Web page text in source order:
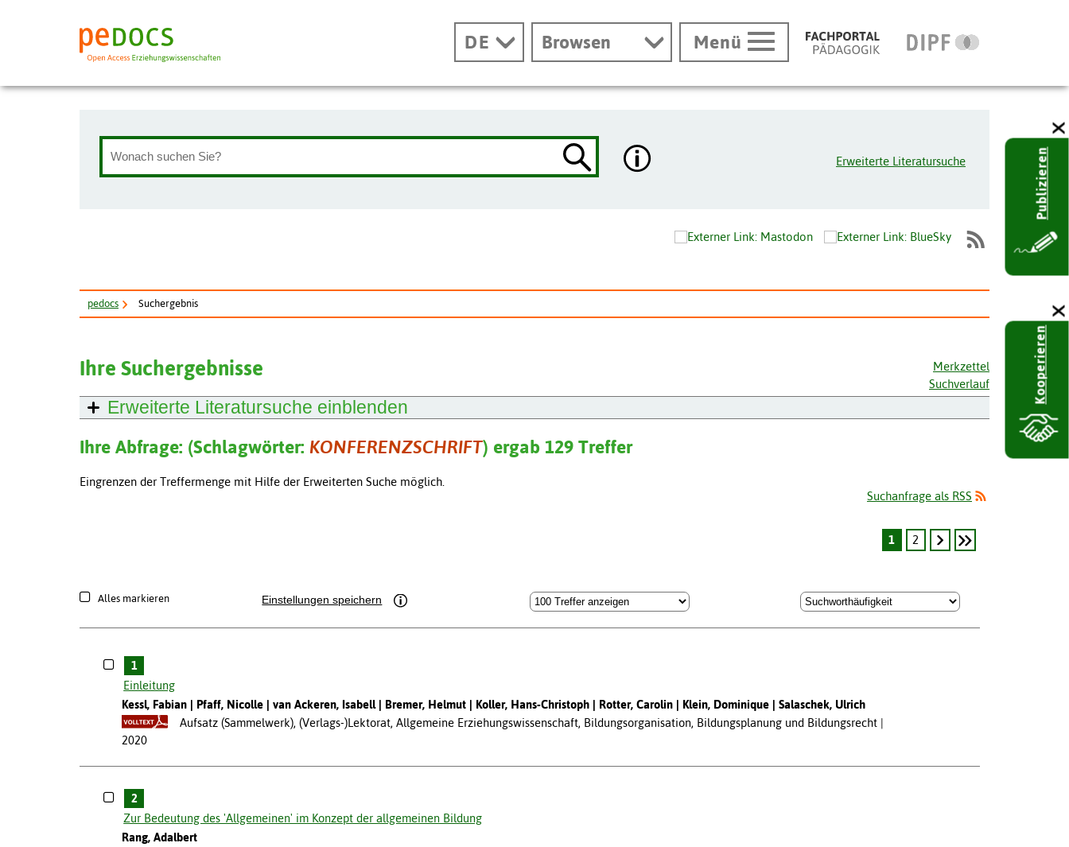
DE Browsen Menü
Erweiterte Literatursuche
pedocs Suchergebnis
Ihre Suchergebnisse
Merkzettel
Suchverlauf
Erweiterte Literatursuche einblenden
Ihre Abfrage: (Schlagwörter: KONFERENZSCHRIFT) ergab 129 Treffer
Eingrenzen der Treffermenge mit Hilfe der Erweiterten Suche möglich.
Suchanfrage als RSS
1 2
Alles markieren Einstellungen speichern
1
Einleitung
Kessl, Fabian
Pfaff, Nicolle van Ackeren, Isabell Bremer, Helmut Koller, Hans-Christoph Rotter, Carolin Klein, Dominique
Salaschek, Ulrich
Aufsatz (Sammelwerk), (Verlags-)Lektorat, Allgemeine Erziehungswissenschaft, Bildungsorganisation, Bildungsplanung und Bildungsrecht
2020
2
Zur Bedeutung des 'Allgemeinen' im Konzept der allgemeinen Bildung
Rang, Adalbert
Publizieren
Kooperieren